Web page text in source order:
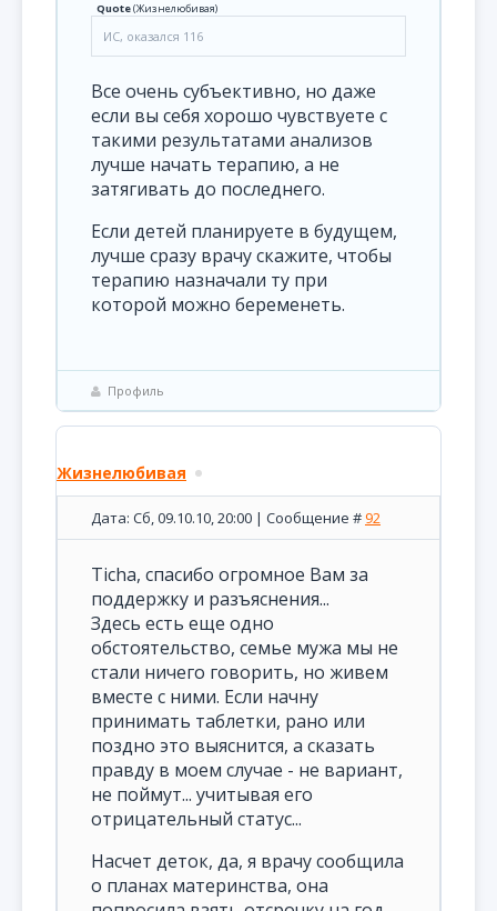
Quote(Жизнелюбивая)
ИС, оказался 116
Все очень субъективно, но даже
если вы себя хорошо чувствуете с
такими результатами анализов
лучше начать терапию, а не
затягивать до последнего.
Если детей планируете в будущем,
лучше сразу врачу скажите, чтобы
терапию назначали ту при
которой можно беременеть.
Профиль
Жизнелюбивая
Дата: Сб, 09.10.10, 20:00 | Сообщение #92
Ticha, спасибо огромное Вам за
поддержку и разъяснения...
Здесь есть еще одно
обстоятельство, семье мужа мы не
стали ничего говорить, но живем
вместе с ними. Если начну
принимать таблетки, рано или
поздно это выяснится, а сказать
правду в моем случае - не вариант,
не поймут... учитывая его
отрицательный статус...
Насчет деток, да, я врачу сообщила
о планах материнства, она